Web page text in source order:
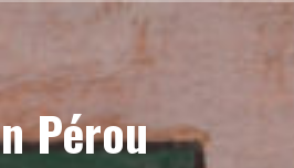
Pérou